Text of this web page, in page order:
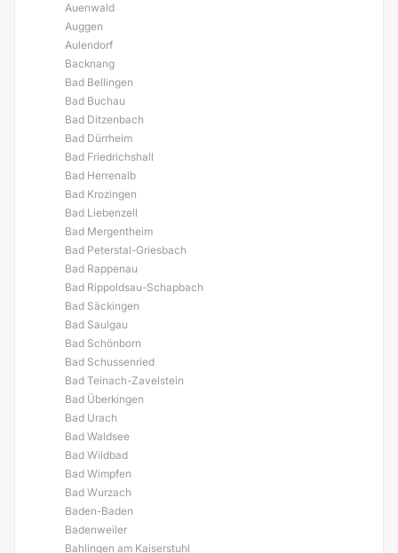
Auenwald
Auggen
Aulendorf
Backnang
Bad Bellingen
Bad Buchau
Bad Ditzenbach
Bad Dürrheim
Bad Friedrichshall
Bad Herrenalb
Bad Krozingen
Bad Liebenzell
Bad Mergentheim
Bad Peterstal-Griesbach
Bad Rappenau
Bad Rippoldsau-Schapbach
Bad Säckingen
Bad Saulgau
Bad Schönborn
Bad Schussenried
Bad Teinach-Zavelstein
Bad Überkingen
Bad Urach
Bad Waldsee
Bad Wildbad
Bad Wimpfen
Bad Wurzach
Baden-Baden
Badenweiler
Bahlingen am Kaiserstuhl